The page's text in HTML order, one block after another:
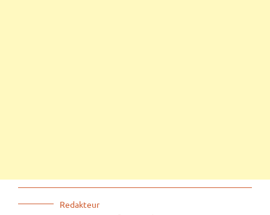
Redakteur